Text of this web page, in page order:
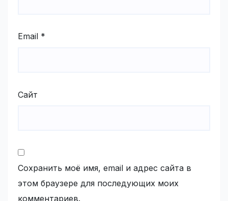
Email *
Сайт
Сохранить моё имя, email и адрес сайта в
этом браузере для последующих моих
комментариев.